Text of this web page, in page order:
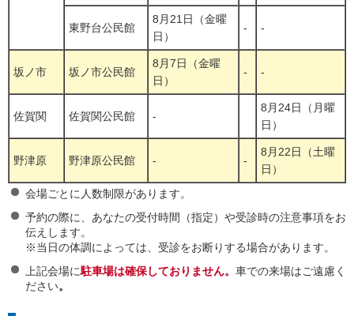
東野台公民館
8月21日（金曜
日）
- -
坂ノ市 坂ノ市公民館
8月7日（金曜
日）
- -
佐賀関 佐賀関公民館 -
8月24日（月曜
日）
野津原 野津原公民館 - -
8月22日（土曜
日）
会場ごとに人数制限があります。
予約の際に、あなたの受付時間（指定）や受診時の注意事項をお
伝えします。
※当日の体調によっては、受診をお断りする場合があります。
上記会場に駐車場は確保しておりません。 車での来場はご遠慮く
ださい。